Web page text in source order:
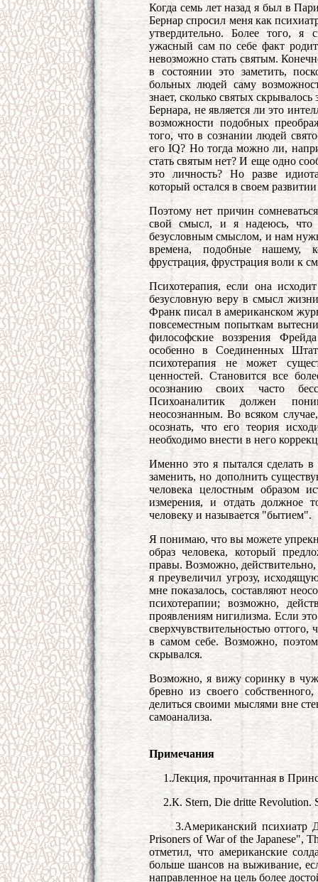
Когда семь лет назад я был в
Бернар спросил меня как
утвердительно. Более того, я
ужасный сам по себе факт
невозможно стать святым.
в состоянии это заметить,
больных людей саму
знает, сколько святых
Бернара, не является ли это
возможности подобных
того, что в сознании людей
его IQ? Но тогда можно ли,
стать святым нет? И еще одно
это личность? Но разве
который остался в своем
Поэтому нет причин
свой смысл, и я надеюсь, что
безусловным смыслом, и нам
времена, подобные нашему,
фрустрация, фрустрация воли к
Психотерапия, если она
безусловную веру в смысл
Франк писал в американском
повсеместным попыткам
философские воззрения
особенно в Соединенных
психотерапия не может
ценностей. Становится все
осознанию своих часто
Психоаналитик должен
неосознанным. Во всяком
осознать, что его теория
необходимо внести в него
Именно это я пытался сделать в
заменить, но дополнить
человека целостным образом
измерения, и отдать должное
человеку и называется "бытием".
Я понимаю, что вы можете
образ человека, который
правы. Возможно, действительно,
я преувеличил угрозу,
мне показалось, составляют
психотерапии; возможно,
проявлениям нигилизма. Если
сверхчувствительностью
в самом себе. Возможно,
скрывался.
Возможно, я вижу соринку в
бревно из своего
делиться своими мыслями вне
самоанализа.
Примечания
1.Лекция, прочитанная в
2.К. Stern, Die dritte Revolution.
3.Американский
Prisoners of War of the Japanese",
отметил, что американские
больше шансов на выживание,
направленное на цель более